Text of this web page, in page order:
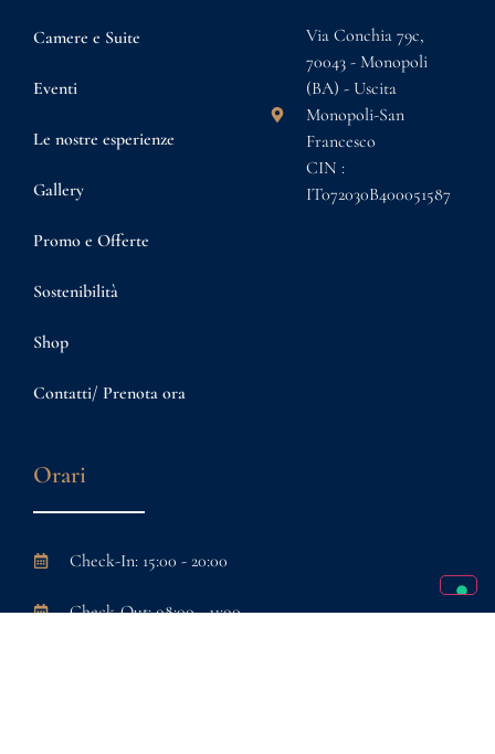
Camere e Suite
Eventi
Le nostre esperienze
Gallery
Promo e Offerte
Sostenibilità
Shop
Contatti/ Prenota ora
Via Conchia 79c,
70043 - Monopoli
(BA) - Uscita
Monopoli-San
Francesco
CIN :
IT072030B400051587
Orari
Check-In: 15:00 - 20:00
Check-Out: 08:00 - 11:00